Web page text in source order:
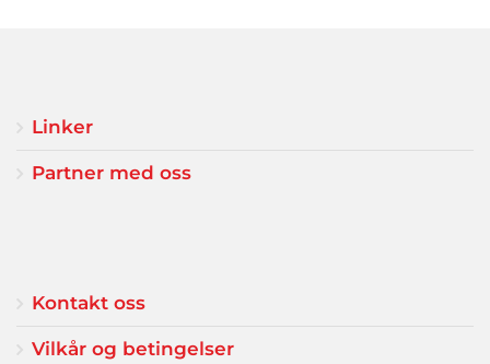
Linker
Partner med oss
Kontakt oss
Vilkår og betingelser